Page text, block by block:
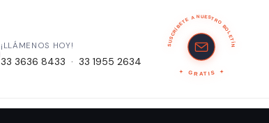
¡LLÁMENOS HOY!
33 3636 8433 · 33 1955 2634
SUSCRÍBETE A NUESTRO BOLETÍN
GRATIS